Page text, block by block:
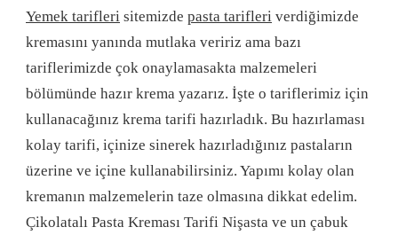
Yemek tarifleri sitemizde pasta tarifleri verdiğimizde
kremasını yanında mutlaka veririz ama bazı
tariflerimizde çok onaylamasakta malzemeleri
bölümünde hazır krema yazarız. İşte o tariflerimiz için
kullanacağınız krema tarifi hazırladık. Bu hazırlaması
kolay tarifi, içinize sinerek hazırladığınız pastaların
üzerine ve içine kullanabilirsiniz. Yapımı kolay olan
kremanın malzemelerin taze olmasına dikkat edelim.
Çikolatalı Pasta Kreması Tarifi Nişasta ve un çabuk